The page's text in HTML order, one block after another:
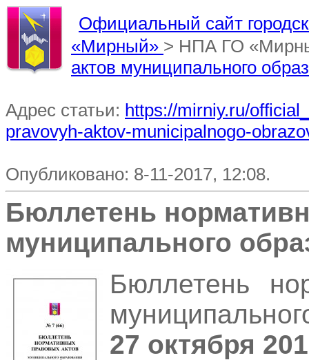
Официальный сайт
«Мирный» > НПА ГО
актов муниципального
Адрес статьи: https://mirniy.ru/
pravovyh-aktov-municipalnogo-
Опубликовано: 8-11-2017, 12:08.
Бюллетень
муниципального
Бюллетень
27 октября